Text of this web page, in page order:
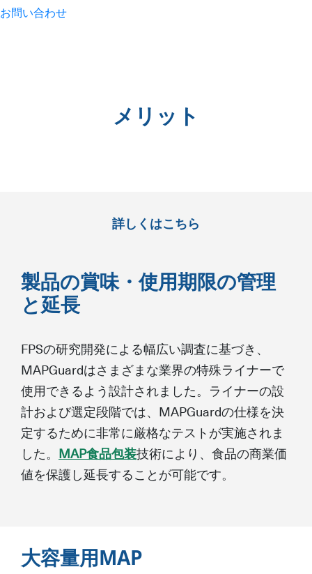
お問い合わせ
メリット
詳しくはこちら
製品の賞味・使用期限の管理
と延長
FPSの研究開発による幅広い調査に基づき、
MAPGuardはさまざまな業界の特殊ライナーで
使用できるよう設計されました。ライナーの設
計および選定段階では、MAPGuardの仕様を決
定するために非常に厳格なテストが実施されま
した。 MAP食品包装技術により、食品の商業価
値を保護し延長することが可能です。
大容量用MAP